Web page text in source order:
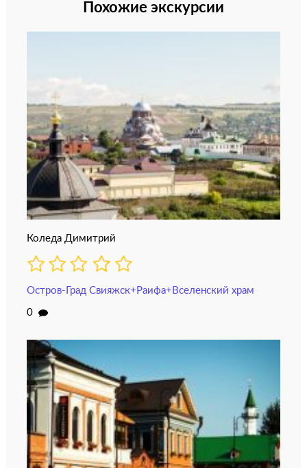
Похожие экскурсии
Коледа Димитрий
Остров-Град Свияжск+Раифа+Вселенский храм
0